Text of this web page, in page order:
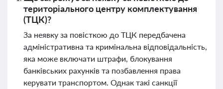
територіального центру комплектування
(ТЦК)?
За неявку за повісткою до ТЦК передбачена
адміністративна та кримінальна відповідальність,
яка може включати штрафи, блокування
банківських рахунків та позбавлення права
керувати транспортом. Однак такі санкції